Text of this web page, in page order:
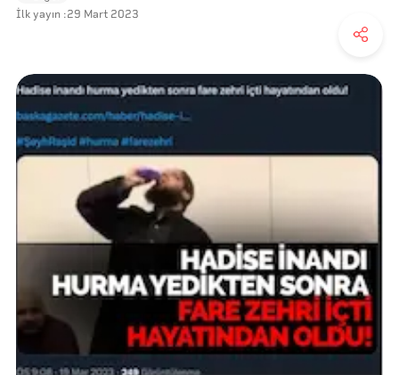
İlk yayın :29 Mart 2023